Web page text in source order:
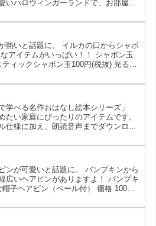
いハロウィンガーランドで、お部屋を
ィンガーランドは、毎年人気の商品の
、ゴーストなど、定番のハロウィンモ
クなデザインのものまで、種類が豊富
ので、気軽にたくさん飾っ...
熱いと話題に。 イルカの口からシャボ
アイテムがいっぱい！！ シャボン玉
ィックシャボン玉100円(税抜) 光るバ
View this post on Instagram 外
いっぱい！！ 4549892407000 シャボ
学べる名作おはなし絵本シリーズ」
たい家庭にぴったりのアイテムです。
仕様に加え、朗読音声までダウンロー
冊です。 どんな商品？英語と日本語で
名作絵本シリーズは、昔話や童話を題
す。英語と日本語が併記されているた
進めることができます。さらに、...
ンが可愛いと話題に。 パンプキンから
広いヘアピンがありますよ！ パンプキ
子ヘアピン（ベール付） 価格 100円
ヘアピン 価格 100円 ネコ耳ヘアピン
格 100円